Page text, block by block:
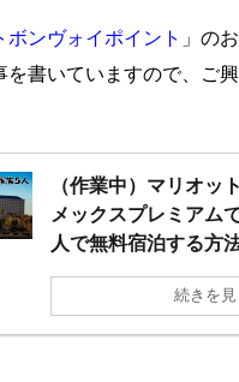
ボンヴォイポイント 」の
を書いていますので、ご
（作業中）マリオッ
メックスプレミアム
人で無料宿泊する方
続きを見